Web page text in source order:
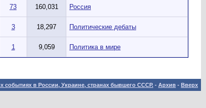
73 160,031 Россия
3 18,297 Политические дебаты
1 9,059 Политика в мире
событиях в России, Украине, странах бывшего СССР. - Архив - Вверх